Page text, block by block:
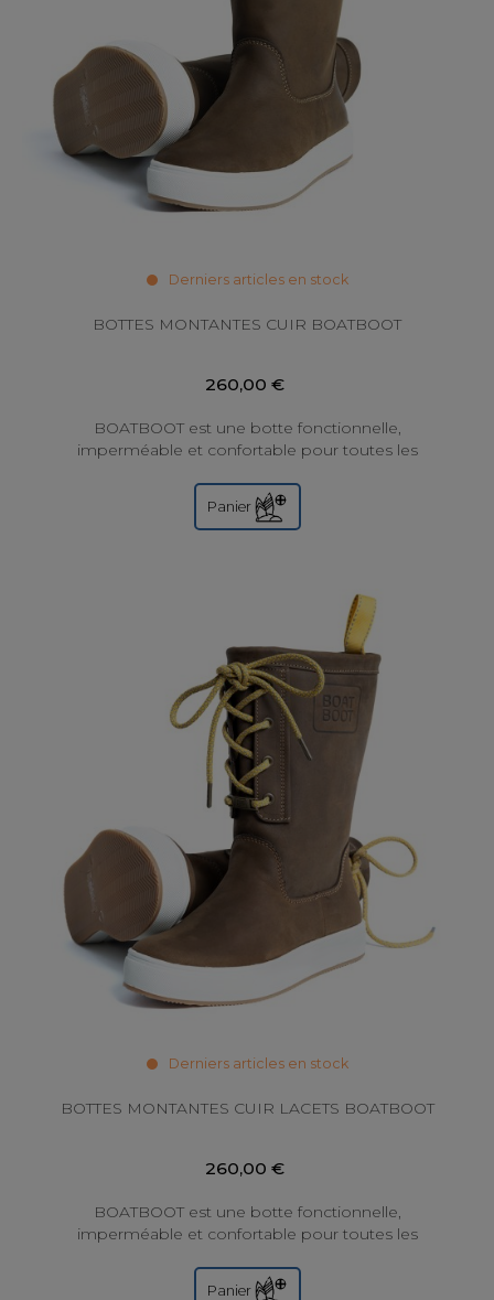
Derniers articles en stock
BOTTES MONTANTES CUIR BOATBOOT
260,00 €
BOATBOOT est une botte fonctionnelle,
imperméable et confortable pour toutes les
norvégienne....
Panier
Derniers articles en stock
BOTTES MONTANTES CUIR LACETS BOATBOOT
260,00 €
BOATBOOT est une botte fonctionnelle,
imperméable et confortable pour toutes les
norvégienne....
Panier